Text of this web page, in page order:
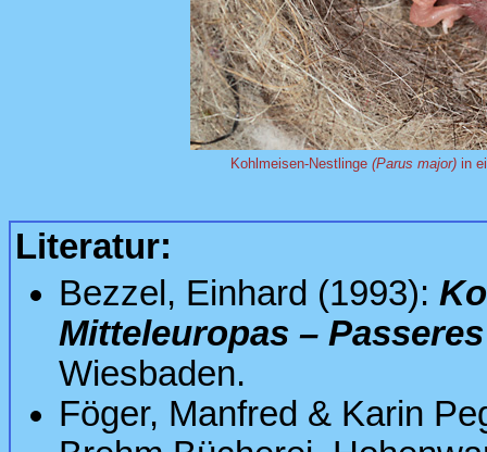
Kohlmeisen-Nestlinge (Parus major) in
Literatur:
Bezzel, Einhard (1993):
Mitteleuropas – Passeres
Wiesbaden.
Föger, Manfred & Karin